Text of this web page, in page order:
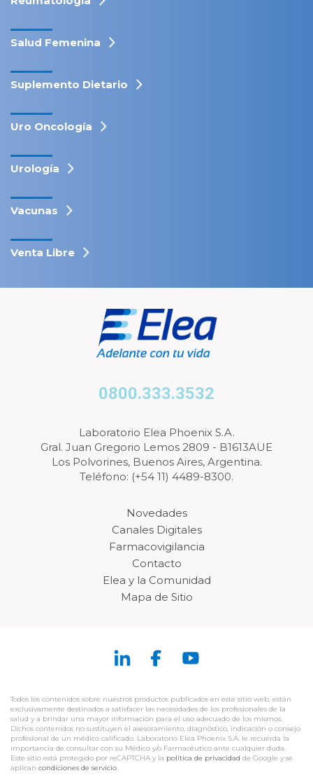
Salud Femenina
Suplemento Dietario
Uro Oncología
Urología
Vacunas
Venta Libre
0800.333.3532
Laboratorio Elea Phoenix S.A.
Gral. Juan Gregorio Lemos 2809 - B1613AUE
Los Polvorines, Buenos Aires, Argentina.
Teléfono: (+54 11) 4489-8300.
Novedades
Canales Digitales
Farmacovigilancia
Contacto
Elea y la Comunidad
Mapa de Sitio
Todos los contenidos sobre nuestros productos publicados en este sitio web, están
exclusivamente destinados a satisfacer las necesidades de los profesionales de la
salud y a brindar una mayor información para el uso adecuado de los mismos.
Dichos contenidos no sustituyen el asesoramiento, diagnóstico, indicación o consejo
profesional de un médico calificado. Laboratorio Elea Phoenix S.A. le recuerda la
importancia de consultar con su Médico y/o Farmacéutico ante cualquier duda.
Este sitio está protegido por reCAPTCHA y la política de privacidad de Google y se
aplican condiciones de servicio.